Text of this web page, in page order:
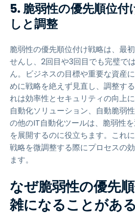
5.脆弱性の優先順位付
しと調整
脆弱性の優先順位付け戦略は、最
せんし、2回目や3回目でも完璧で
ん。ビジネスの目標や重要な資産
めに戦略を絶えず見直し、調整す
れは効率性とセキュリティの向上
自動化ソリューション、自動脆弱
の他のIT自動化ツールは、脆弱性
を展開するのに役立ちます。これ
戦略を微調整する際にプロセスの
ます。
なぜ脆弱性の優先
雑になることがあ